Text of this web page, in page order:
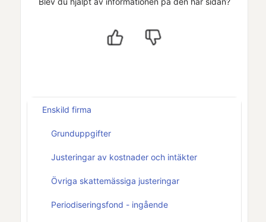
Enskild firma
Grunduppgifter
Justeringar av kostnader och intäkter
Övriga skattemässiga justeringar
Periodiseringsfond - ingående